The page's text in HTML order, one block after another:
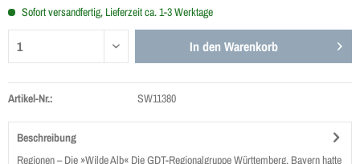
Sofort versandfertig, Lieferzeit ca. 1-3 Werktage
In den Warenkorb
Artikel-Nr.: SW11380
Beschreibung
Regionen – Die »Wilde Alb« Die GDT-Regionalgruppe Württemberg, Bayern hatte